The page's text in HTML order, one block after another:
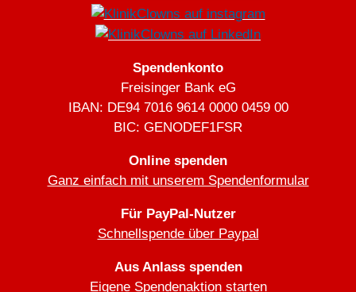
Spendenkonto
Freisinger Bank eG
IBAN: DE94 7016 9614 0000 0459 00
BIC: GENODEF1FSR
Online spenden
Ganz einfach mit unserem Spendenformular
Für PayPal-Nutzer
Schnellspende über Paypal
Aus Anlass spenden
Eigene Spendenaktion starten